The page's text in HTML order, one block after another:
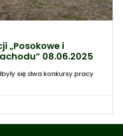
„Posokowe i
08.06.2025
się dwa konkursy pracy